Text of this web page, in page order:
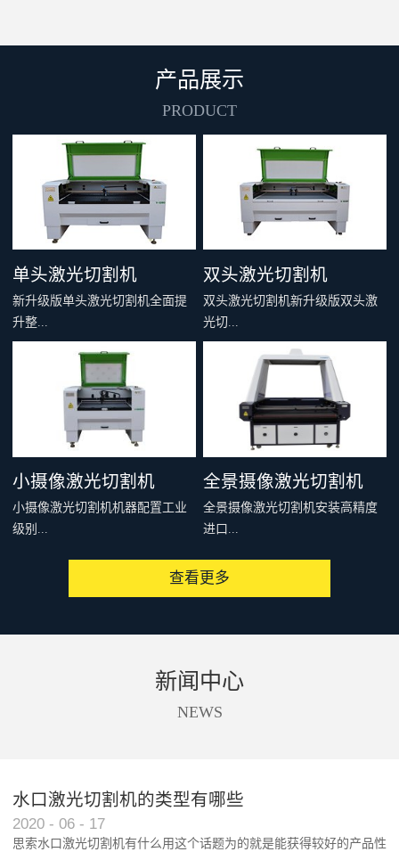
产品展示
PRODUCT
单头激光切割机
新升级版单头激光切割机全面提
升整...
机刚性和结构稳定性，多个型号
可供选择，适合绝大多数非金属
材料的切割雕刻，例如：亚克
力、木料、皮革、布料、毛料、
太阳能板等，是你购买入门级激
光切割机的首选。
双头激光切割机
双头激光切割机新升级版双头激
光切...
割机全面提升整机刚性和结构稳
定性，多个型号可供选择，适合
绝大多数非金属材料的切割雕
刻，例如：亚克力、木料、皮
革、布料、毛料、太阳能板等，
是你购买入门级激光切割机的首
选。
小摄像激光切割机
小摄像激光切割机机器配置工业
级别...
者轮廓，从而实现精准、快速、
商标唛头、印花、亚克力、太阳
全景摄像激光切割机
全景摄像激光切割机安装高精度
进口...
的图像，通过相机提取轮廓或者
设备进行切割。同时软件还支持
自动化处理。根据不同客户的不
丝花边切割、超大图形拼接切
查看更多
新闻中心
NEWS
水口激光切割机的类型有哪些
2020 - 06 - 17
思索水口激光切割机有什么用这个话题为的就是能获得较好的产品性